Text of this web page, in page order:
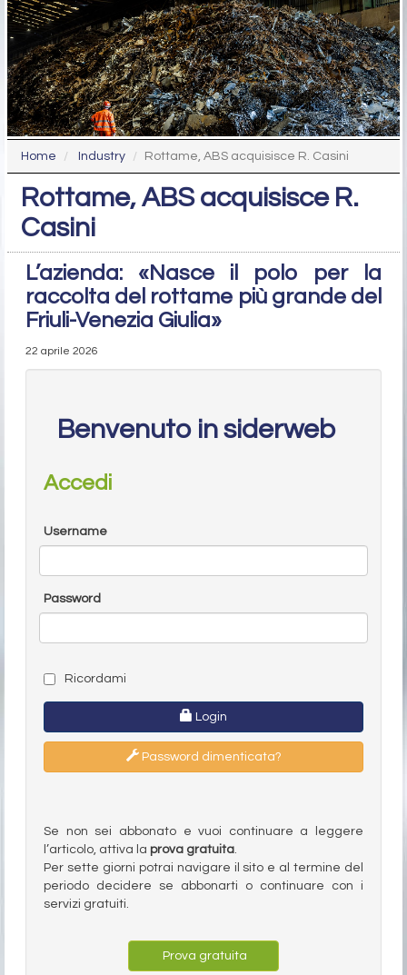
Home Industry Rottame, ABS acquisisce R. Casini
Rottame, ABS acquisisce R.
Casini
L’azienda: «Nasce il polo per la
raccolta del rottame più grande del
Friuli-Venezia Giulia»
22 aprile 2026
Benvenuto in siderweb
Accedi
Username
Password
Ricordami
Login
Password dimenticata?
Se non sei abbonato e vuoi continuare a leggere
l’articolo, attiva la prova gratuita.
Per sette giorni potrai navigare il sito e al termine del
periodo decidere se abbonarti o continuare con i
servizi gratuiti.
Prova gratuita